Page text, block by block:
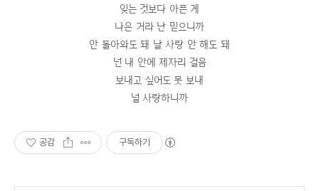
잊는 것보다 아픈 게
나은 거라 난 믿으니까
안 돌아와도 돼 날 사랑 안 해도 돼
넌 내 안에 제자리 걸음
보내고 싶어도 못 보내
널 사랑하니까
공감 구독하기